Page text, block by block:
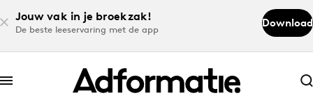
Jouw vak in je broekzak!
De beste leeservaring met de app
Download
Abonneer nu
Abonneer nu